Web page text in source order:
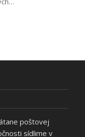
poštovej
sídlime v